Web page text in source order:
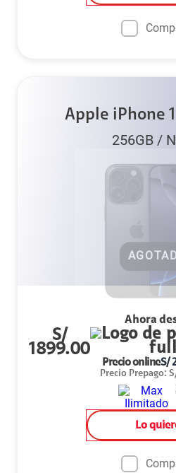
Apple iPhone
256GB/
Ahora
S/
1899.00
Precio onlineS/
Precio Prepago:
Lo